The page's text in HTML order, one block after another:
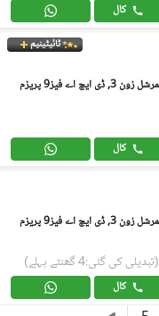
کال
ٹائیٹینیم
کال
(تبدیلی کی گئی:4 گھنٹے پہلے)
کال